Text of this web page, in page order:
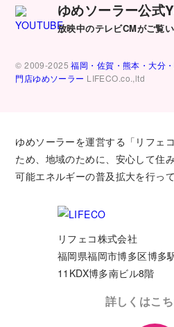
ゆめソーラー公式
放映中のテレビCMがご覧
© 2009-2025福岡・佐賀・熊本・大分
門店ゆめソーラー LIFECO.co.,ltd
ゆめソーラーを運営する「リフェ
ため、地域のために、安心して住
可能エネルギーの普及拡大を行って
リフェコ株式会社
福岡県福岡市博多区博多
11KDX博多南ビル8階
詳しくはこ